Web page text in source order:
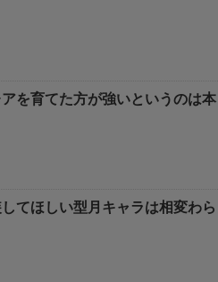
アを育てた方が強いというのは本
してほしい型月キャラは相変わら